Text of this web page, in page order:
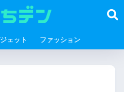
ェット ファッション